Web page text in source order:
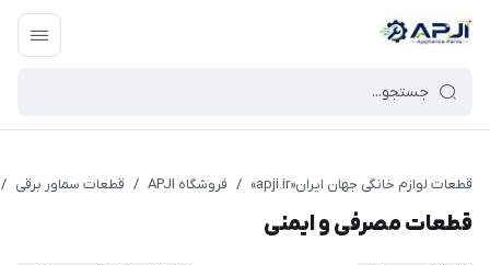
قطعات یدکی و جانبی لوازم خانگی جهان ایران
قطعات لوازم خانگی جهان ایران«apji.ir» / فروشگاه APJI / قطعات سماور برقی /
قطعات مصرفی و ایمنی